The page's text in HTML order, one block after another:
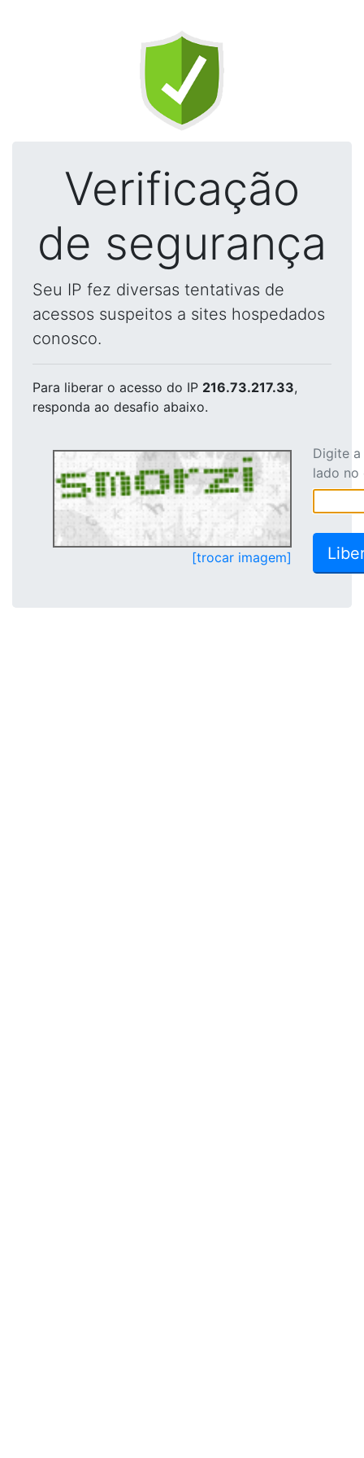
Verificação
de segurança
Seu IP fez diversas tentativas de
acessos suspeitos a sites hospedados
conosco.
Para liberar o acesso do IP 216.73.217.33,
responda ao desafio abaixo.
[trocar imagem]
Digite
lado no